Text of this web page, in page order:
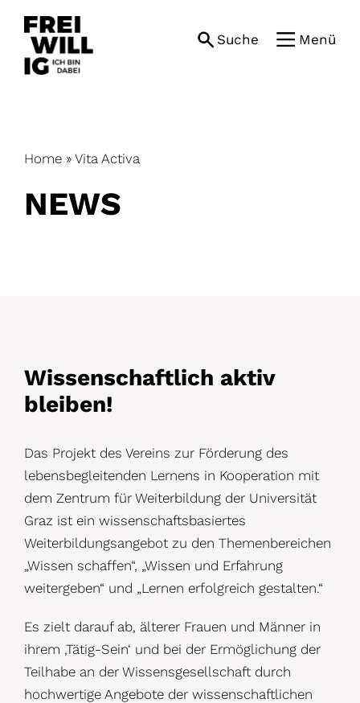
content
Suche Menü
Home » Vita Activa
NEWS
Wissenschaftlich aktiv
bleiben!
Das Projekt des Vereins zur Förderung des
lebensbegleitenden Lernens in Kooperation mit
dem Zentrum für Weiterbildung der Universität
Graz ist ein wissenschaftsbasiertes
Weiterbildungsangebot zu den Themenbereichen
„Wissen schaffen“, „Wissen und Erfahrung
weitergeben“ und „Lernen erfolgreich gestalten.“
Es zielt darauf ab, älterer Frauen und Männer in
ihrem ,Tätig-Sein‘ und bei der Ermöglichung der
Teilhabe an der Wissensgesellschaft durch
hochwertige Angebote der wissenschaftlichen